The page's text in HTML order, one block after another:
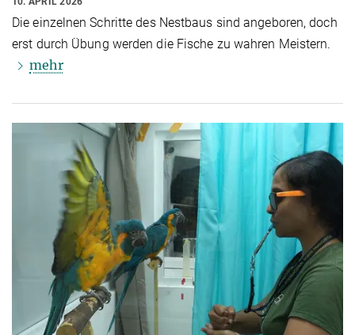
Die einzelnen Schritte des Nestbaus sind angeboren, doch
erst durch Übung werden die Fische zu wahren Meistern.
mehr